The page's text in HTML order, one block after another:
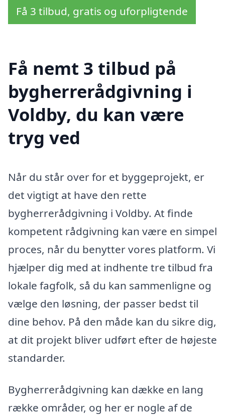
Få 3 tilbud, gratis og uforpligtende
Få nemt 3 tilbud på
bygherrerådgivning i
Voldby, du kan være
tryg ved
Når du står over for et byggeprojekt, er
det vigtigt at have den rette
bygherrerådgivning i Voldby. At finde
kompetent rådgivning kan være en simpel
proces, når du benytter vores platform. Vi
hjælper dig med at indhente tre tilbud fra
lokale fagfolk, så du kan sammenligne og
vælge den løsning, der passer bedst til
dine behov. På den måde kan du sikre dig,
at dit projekt bliver udført efter de højeste
standarder.
Bygherrerådgivning kan dække en lang
række områder, og her er nogle af de